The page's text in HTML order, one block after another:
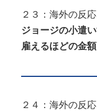
２３：海外の反応
ジョージの小遣
雇えるほどの金
２４：海外の反応